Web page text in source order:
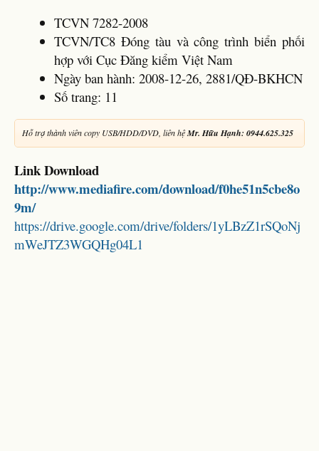
TCVN 7282-2008
TCVN/TC8 Đóng tàu và công trình biển phối
hợp với Cục Đăng kiểm Việt Nam
Ngày ban hành: 2008-12-26, 2881/QĐ-BKHCN
Số trang: 11
Hỗ trợ thành viên copy USB/HDD/DVD, liên hệMr. Hữu Hạnh: 0944.625.325
Link Download
http://www.mediafire.com/download/f0he51n5cbe8o
9m/
https://drive.google.com/drive/folders/1yLBzZ1rSQoNj
mWeJTZ3WGQHg04L1